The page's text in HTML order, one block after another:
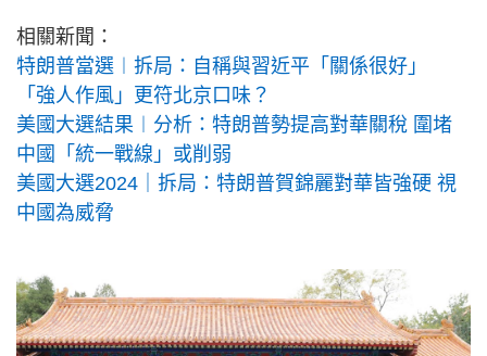
相關新聞：
特朗普當選︱拆局：自稱與習近平「關係很好」
「強人作風」更符北京口味？
美國大選結果︱分析：特朗普勢提高對華關稅 圍堵
中國「統一戰線」或削弱
美國大選2024｜拆局：特朗普賀錦麗對華皆強硬 視
中國為威脅